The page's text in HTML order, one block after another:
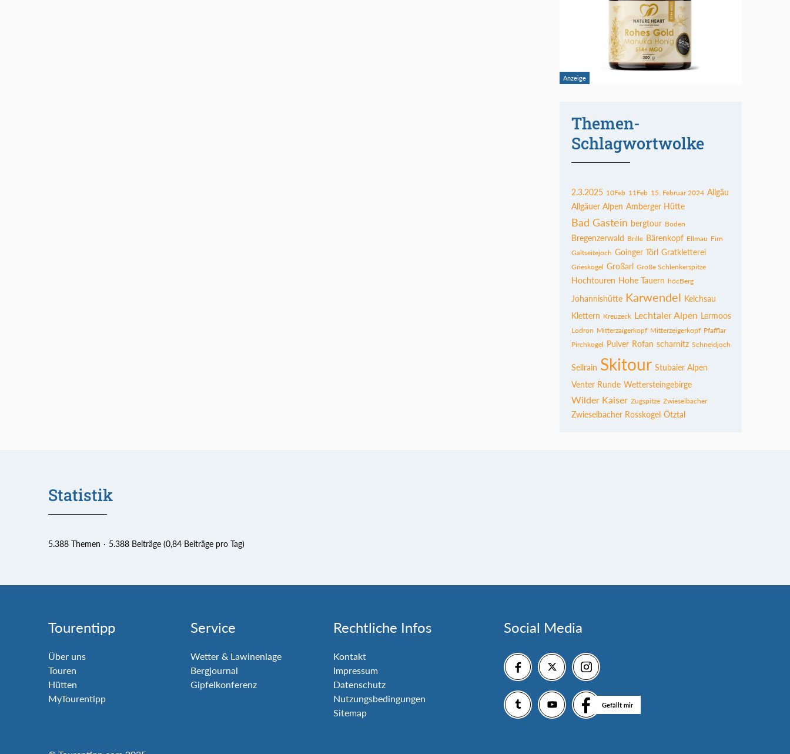
Themen-
Schlagwortwolke
2.3.2025 10Feb 11Feb 15. Februar 2024 Allgäu
Allgäuer Alpen Amberger Hütte
Bad Gastein bergtour Boden
Bregenzerwald Brille Bärenkopf Ellmau Firn
Galtseitejoch Goinger Törl Gratkletterei
Grieskogel Großarl Große Schlenkerspitze
Hochtouren Hohe Tauern höcBerg
Johannishütte Karwendel Kelchsau
Klettern Kreuzeck Lechtaler Alpen Lermoos
Lodron Mitterzaigerkopf Mitterzeigerkopf Pfafflar
Pirchkogel Pulver Rofan scharnitz Schneidjoch
Sellrain Skitour Stubaier Alpen
Venter Runde Wettersteingebirge
Wilder Kaiser Zugspitze Zwieselbacher
Zwieselbacher Rosskogel Ötztal
Statistik
5.388 Themen 5.388 Beiträge (0,84 Beiträge pro Tag)
Tourentipp
Über uns
Touren
Hütten
MyTourentipp
Service
Wetter & Lawinenlage
Bergjournal
Gipfelkonferenz
Rechtliche Infos
Kontakt
Impressum
Datenschutz
Nutzungsbedingungen
Sitemap
Social Media
Gefällt mir